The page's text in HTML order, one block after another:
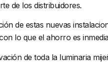
de los distribuidores.
de estas nuevas
lo que el ahorro es
de toda la luminaria